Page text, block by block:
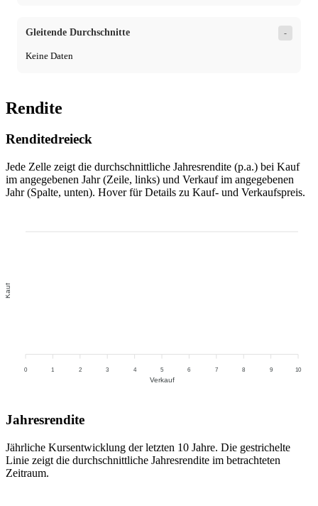
Gleitende Durchschnitte -
Keine Daten
Rendite
Renditedreieck
Jede Zelle zeigt die durchschnittliche Jahresrendite (p.a.) bei Kauf
im angegebenen Jahr (Zeile, links) und Verkauf im angegebenen
Jahr (Spalte, unten). Hover für Details zu Kauf- und Verkaufspreis.
Kauf
0 1 2 3 4 5 6 7 8 9 10
Verkauf
Jahresrendite
Jährliche Kursentwicklung der letzten 10 Jahre. Die gestrichelte
Linie zeigt die durchschnittliche Jahresrendite im betrachteten
Zeitraum.